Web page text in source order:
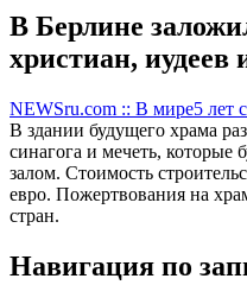
В Берлине
христиан, иудеев
NEWSru.com :: В мире5 лет
В здании будущего храма
синагога и мечеть,
залом. Стоимость
евро. Пожертвования на
стран.
Навигация по